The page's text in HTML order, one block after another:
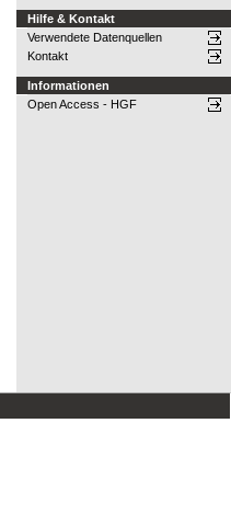
Hilfe & Kontakt
Verwendete Datenquellen
Kontakt
Informationen
Open Access - HGF